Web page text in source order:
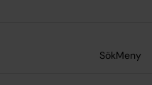
SökMeny